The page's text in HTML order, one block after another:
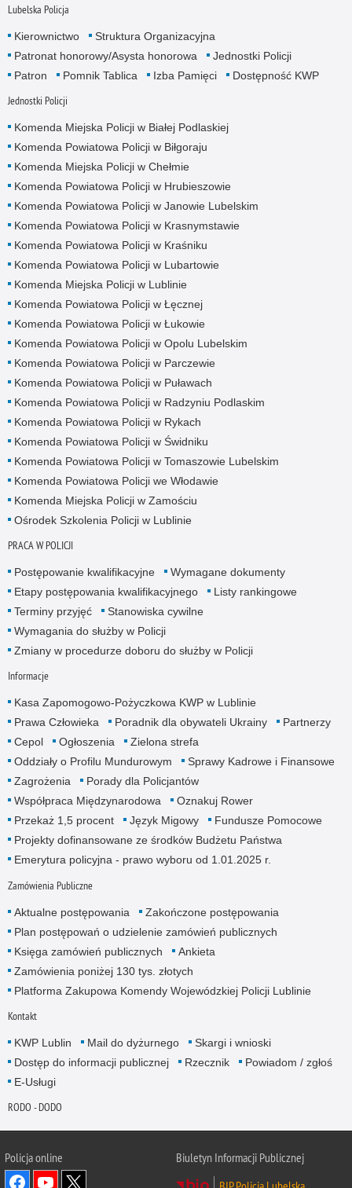
Lubelska Policja
Kierownictwo
Struktura Organizacyjna
Patronat honorowy/Asysta honorowa
Jednostki Policji
Patron
Pomnik Tablica Izba Pamięci Dostępność KWP
Jednostki Policji
Komenda Miejska Policji w Białej Podlaskiej
Komenda Powiatowa Policji w Biłgoraju
Komenda Miejska Policji w Chełmie
Komenda Powiatowa Policji w Hrubieszowie
Komenda Powiatowa Policji w Janowie Lubelskim
Komenda Powiatowa Policji w Krasnymstawie
Komenda Powiatowa Policji w Kraśniku
Komenda Powiatowa Policji w Lubartowie
Komenda Miejska Policji w Lublinie
Komenda Powiatowa Policji w Łęcznej
Komenda Powiatowa Policji w Łukowie
Komenda Powiatowa Policji w Opolu Lubelskim
Komenda Powiatowa Policji w Parczewie
Komenda Powiatowa Policji w Puławach
Komenda Powiatowa Policji w Radzyniu Podlaskim
Komenda Powiatowa Policji w Rykach
Komenda Powiatowa Policji w Świdniku
Komenda Powiatowa Policji w Tomaszowie Lubelskim
Komenda Powiatowa Policji we Włodawie
Komenda Miejska Policji w Zamościu
Ośrodek Szkolenia Policji w Lublinie
PRACA W POLICJI
Postępowanie kwalifikacyjne
Wymagane dokumenty
Etapy postępowania kwalifikacyjnego
Listy rankingowe
Terminy przyjęć
Stanowiska cywilne
Wymagania do służby w Policji
Zmiany w procedurze doboru do służby w Policji
Informacje
Kasa Zapomogowo-Pożyczkowa KWP w Lublinie
Prawa Człowieka
Poradnik dla obywateli Ukrainy
Partnerzy
Cepol
Ogłoszenia
Zielona strefa
Oddziały o Profilu Mundurowym
Sprawy Kadrowe i Finansowe
Zagrożenia
Porady dla Policjantów
Współpraca Międzynarodowa
Oznakuj Rower
Przekaż 1,5 procent
Język Migowy
Fundusze Pomocowe
Projekty dofinansowane ze środków Budżetu Państwa
Emerytura policyjna - prawo wyboru od 1.01.2025 r.
Zamówienia Publiczne
Aktualne postępowania
Zakończone postępowania
Plan postępowań o udzielenie zamówień publicznych
Księga zamówień publicznych
Ankieta
Zamówienia poniżej 130 tys. złotych
Platforma Zakupowa Komendy Wojewódzkiej Policji Lublinie
Kontakt
KWP Lublin Mail do dyżurnego
Skargi i wnioski
Dostęp do informacji publicznej
Rzecznik
Powiadom / zgłoś
E-Usługi
RODO - DODO
Policja online
Biuletyn Informacji Publicznej